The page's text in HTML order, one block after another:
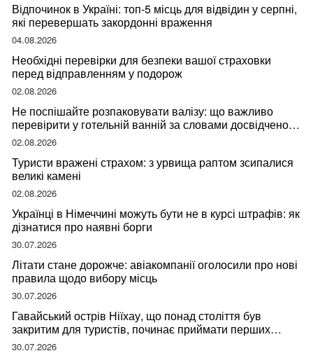
Відпочинок в Україні: топ-5 місць для відвідин у серпні,
які перевершать закордонні враження
04.08.2026
Необхідні перевірки для безпеки вашої страховки
перед відправленням у подорож
02.08.2026
Не поспішайте розпаковувати валізу: що важливо
перевірити у готельній ванній за словами досвідченої
мандрівниці
02.08.2026
Туристи вражені страхом: з урвища раптом зсипалися
великі камені
02.08.2026
Українці в Німеччині можуть бути не в курсі штрафів: як
дізнатися про наявні борги
30.07.2026
Літати стане дорожче: авіакомпанії оголосили про нові
правила щодо вибору місць
30.07.2026
Гавайський острів Ніїхау, що понад століття був
закритим для туристів, починає приймати перших
відвідувачів
30.07.2026